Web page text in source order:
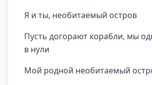
Я и ты, необитаемый остров
Пусть догорают корабли, мы
в нули
Мой родной необитаемый